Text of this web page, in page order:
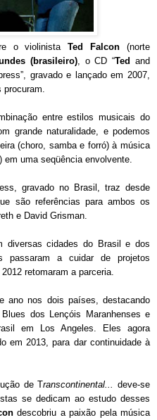
o violinistaTed Falcon (norte
(brasileiro), o CD “Ted and
gravado e lançado em 2007,
entre estilos musicais do
grande naturalidade, e podemos
(choro, samba e forró) à música
uma seqüência envolvente.
gravado no Brasil, traz desde
são referências para ambos os
e David Grisman.
diversas cidades do Brasil e dos
passaram a cuidar de projetos
retomaram a parceria.
ano nos dois países, destacando
dos Lençóis Maranhenses e
em Los Angeles. Eles agora
em 2013, para dar continuidade à
de Transcontinental...
deve-se
se dedicam ao estudo desses
descobriu a paixão pela música